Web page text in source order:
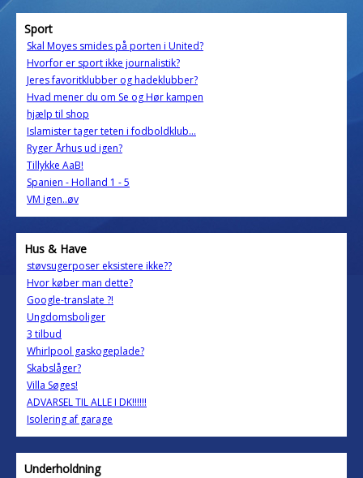
Sport
Skal Moyes smides på porten i United?
Hvorfor er sport ikke journalistik?
Jeres favoritklubber og hadeklubber?
Hvad mener du om Se og Hør kampen
hjælp til shop
Islamister tager teten i fodboldklub...
Ryger Århus ud igen?
Tillykke AaB!
Spanien - Holland 1 - 5
VM igen..øv
Hus & Have
støvsugerposer eksistere ikke??
Hvor køber man dette?
Google-translate ?!
Ungdomsboliger
3 tilbud
Whirlpool gaskogeplade?
Skabslåger?
Villa Søges!
ADVARSEL TIL ALLE I DK!!!!!!
Isolering af garage
Underholdning